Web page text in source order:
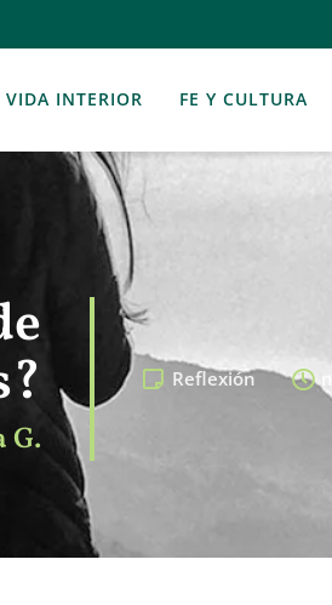
VIDA INTERIOR FE Y CULTURA
G.
Reflexión